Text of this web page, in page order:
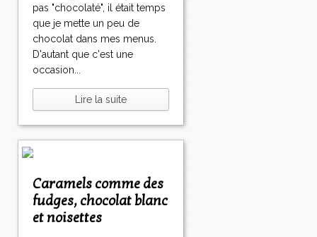
pas "chocolaté", il était temps
que je mette un peu de
chocolat dans mes menus.
D'autant que c'est une
occasion...
Lire la suite
Caramels comme des
fudges, chocolat blanc
et noisettes